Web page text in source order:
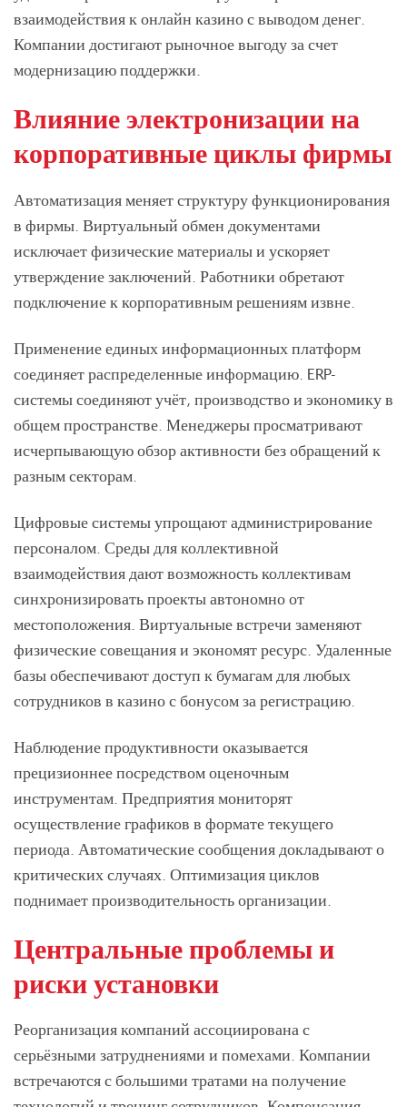
взаимодействия к онлайн казино с выводом денег.
Компании достигают рыночное выгоду за счет
модернизацию поддержки.
Влияние электронизации на
корпоративные циклы фирмы
Автоматизация меняет структуру функционирования
в фирмы. Виртуальный обмен документами
исключает физические материалы и ускоряет
утверждение заключений. Работники обретают
подключение к корпоративным решениям извне.
Применение единых информационных платформ
соединяет распределенные информацию. ERP-
системы соединяют учёт, производство и экономику в
общем пространстве. Менеджеры просматривают
исчерпывающую обзор активности без обращений к
разным секторам.
Цифровые системы упрощают администрирование
персоналом. Среды для коллективной
взаимодействия дают возможность коллективам
синхронизировать проекты автономно от
местоположения. Виртуальные встречи заменяют
физические совещания и экономят ресурс. Удаленные
базы обеспечивают доступ к бумагам для любых
сотрудников в казино с бонусом за регистрацию.
Наблюдение продуктивности оказывается
прецизионнее посредством оценочным
инструментам. Предприятия мониторят
осуществление графиков в формате текущего
периода. Автоматические сообщения докладывают о
критических случаях. Оптимизация циклов
поднимает производительность организации.
Центральные проблемы и
риски установки
Реорганизация компаний ассоциирована с
серьёзными затруднениями и помехами. Компании
встречаются с большими тратами на получение